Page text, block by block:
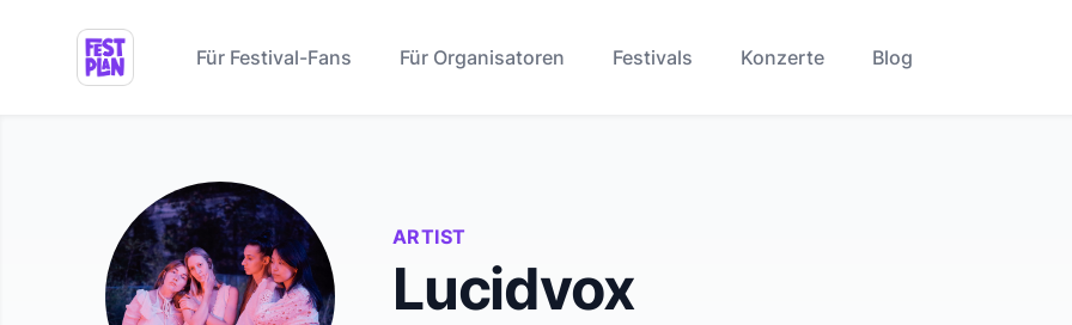
Für Festival-Fans Für Organisatoren Festivals Konzerte Blog
ARTIST
Lucidvox